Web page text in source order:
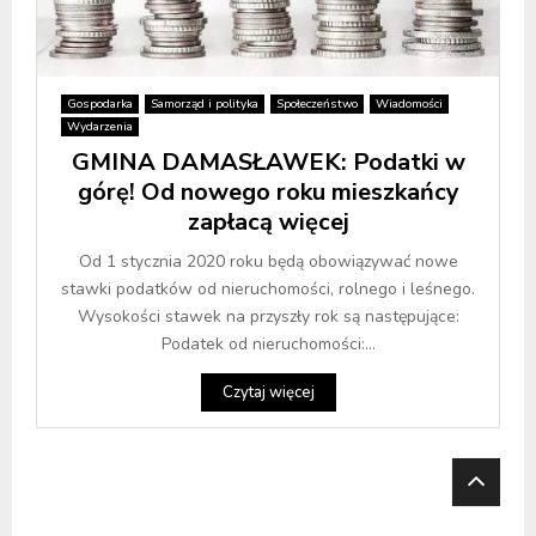
Gospodarka Samorząd i polityka Społeczeństwo
Wiadomości
Wydarzenia
GMINA DAMASŁAWEK: Podatki w
górę! Od nowego roku mieszkańcy
zapłacą więcej
Od 1 stycznia 2020 roku będą obowiązywać nowe
stawki podatków od nieruchomości, rolnego i leśnego.
Wysokości stawek na przyszły rok są następujące:
Podatek od nieruchomości:...
Czytaj więcej